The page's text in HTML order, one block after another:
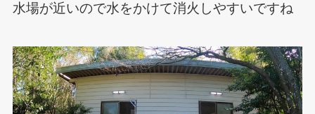
水場が近いので水をかけて消火しやすいですね